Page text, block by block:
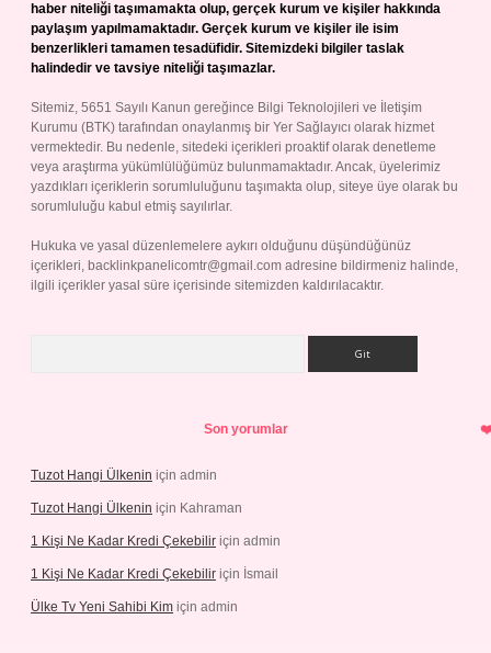
haber niteliği taşımamakta olup, gerçek kurum ve kişiler hakkında
paylaşım yapılmamaktadır. Gerçek kurum ve kişiler ile isim
benzerlikleri tamamen tesadüfidir. Sitemizdeki bilgiler taslak
halindedir ve tavsiye niteliği taşımazlar.
Sitemiz, 5651 Sayılı Kanun gereğince Bilgi Teknolojileri ve İletişim
Kurumu (BTK) tarafından onaylanmış bir Yer Sağlayıcı olarak hizmet
vermektedir. Bu nedenle, sitedeki içerikleri proaktif olarak denetleme
veya araştırma yükümlülüğümüz bulunmamaktadır. Ancak, üyelerimiz
yazdıkları içeriklerin sorumluluğunu taşımakta olup, siteye üye olarak bu
sorumluluğu kabul etmiş sayılırlar.
Hukuka ve yasal düzenlemelere aykırı olduğunu düşündüğünüz
içerikleri, backlinkpanelicomtr@gmail.com adresine bildirmeniz halinde,
ilgili içerikler yasal süre içerisinde sitemizden kaldırılacaktır.
Son yorumlar
Tuzot Hangi Ülkenin için admin
Tuzot Hangi Ülkenin için Kahraman
1 Kişi Ne Kadar Kredi Çekebilir için admin
1 Kişi Ne Kadar Kredi Çekebilir için İsmail
Ülke Tv Yeni Sahibi Kim için admin